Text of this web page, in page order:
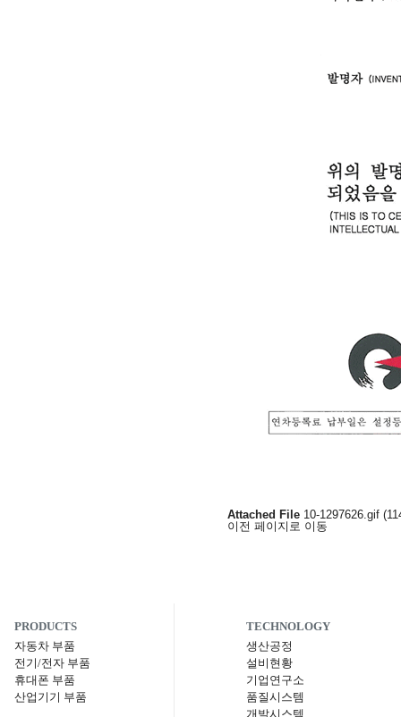
Attached File 10-1297626.gif
이전 페이지로 이동
PRODUCTS
자동차 부품
전기/전자 부품
휴대폰 부품
산업기기 부품
TECHNOLOGY
생산공정
설비현황
기업연구소
품질시스템
개발시스템